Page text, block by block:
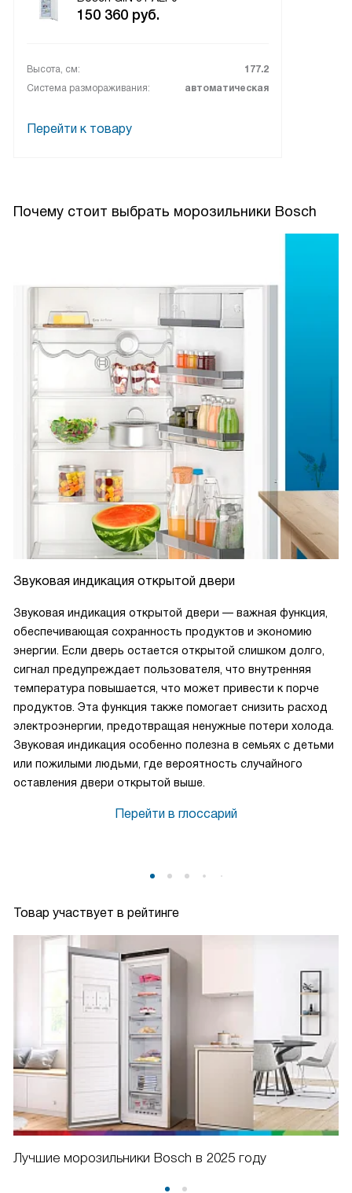
150 360 руб.
Высота, см:
177.2
Система размораживания:
автоматическая
Перейти к товару
Почему стоит выбрать морозильники Bosch
Звуковая индикация открытой двери
Звуковая индикация открытой двери — важная функция,
обеспечивающая сохранность продуктов и экономию
энергии. Если дверь остается открытой слишком долго,
сигнал предупреждает пользователя, что внутренняя
температура повышается, что может привести к порче
продуктов. Эта функция также помогает снизить расход
электроэнергии, предотвращая ненужные потери холода.
Звуковая индикация особенно полезна в семьях с детьми
или пожилыми людьми, где вероятность случайного
оставления двери открытой выше.
Перейти в глоссарий
Товар участвует в рейтинге
Лучшие морозильники Bosch в 2025 году